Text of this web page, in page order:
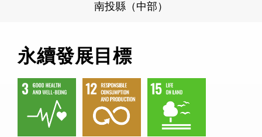
南投縣（中部）
永續發展目標